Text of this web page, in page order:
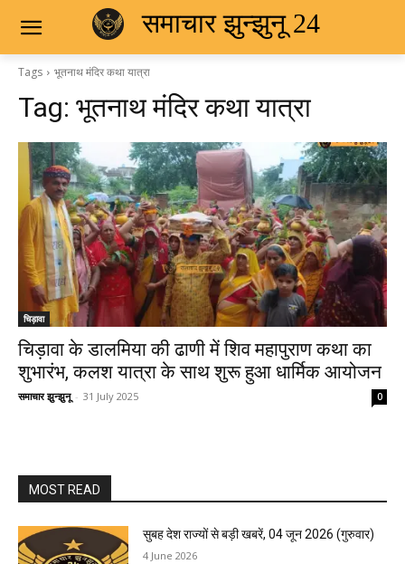
समाचार झुन्झुनू 24
Tags भूतनाथ मंदिर कथा यात्रा
Tag: भूतनाथ मंदिर कथा यात्रा
चिड़ावा
चिड़ावा के डालमिया की ढाणी में शिव महापुराण कथा का
शुभारंभ, कलश यात्रा के साथ शुरू हुआ धार्मिक आयोजन
समाचार झुन्झुनू - 31 July 2025 0
MOST READ
सुबह देश राज्यों से बड़ी खबरें, 04 जून 2026 (गुरुवार)
4 June 2026